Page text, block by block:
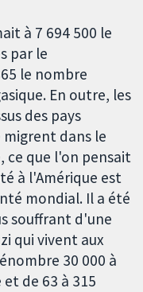
à 7 694 500 le
par le
le nombre
En outre, les
des pays
dans le
ce que l'on pensait
à l'Amérique est
mondial. Il a été
souffrant d'une
qui vivent aux
30 000 à
de 63 à 315